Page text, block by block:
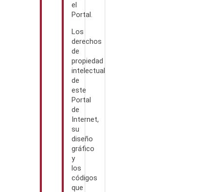
el
Portal.
Los
derechos
de
propiedad
intelectual
de
este
Portal
de
Internet,
su
diseño
gráfico
y
los
códigos
que